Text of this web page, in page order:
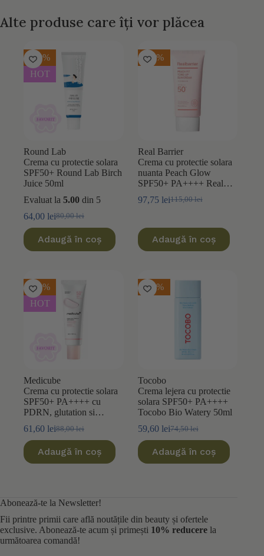
Alte produse care îți vor plăcea
-20%
HOT
Round Lab
Crema cu protectie solara
SPF50+ Round Lab Birch
Juice 50ml
Evaluat la 5.00 din 5
80,00lei
Prețul
inițial
a
fost:
64,00 leiPrețul
curent
este:
64,00 lei.
Adaugă în coș
-15%
Real Barrier
Crema cu protectie solara
nuanta Peach Glow
SPF50+ PA++++ Real
50ml
115,00lei
Prețul
fost:
115,00 lei.
97,75 leiPrețul
97,75 lei.
Adaugă în coș
-30%
HOT
Medicube
Crema cu protectie solara
SPF50+ PA++++ cu
PDRN, glutation si
Pink Tone Up 50ml
88,00lei
Prețul
a
fost:
61,60 leiPrețul
este:
61,60 lei.
Adaugă în coș
-20%
Tocobo
Crema lejera cu protectie
solara SPF50+ PA++++
Tocobo Bio Watery 50ml
74,50lei
Prețul
a
fost:
59,60 leiPrețul
este:
59,60 lei.
Adaugă în coș
Abonează-te la Newsletter!
Fii printre primii care află noutățile din beauty și ofertele
exclusive. Abonează-te acum și primești 10% reducere la
următoarea comandă!